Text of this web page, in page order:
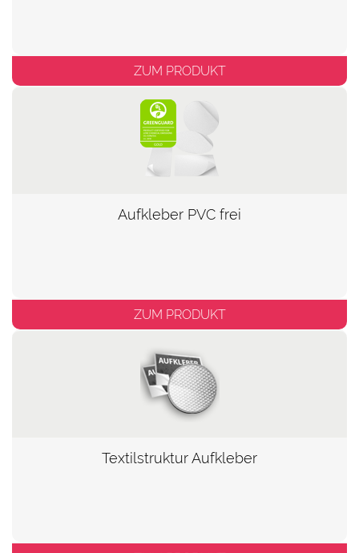
ZUM PRODUKT
Aufkleber PVC frei
ZUM PRODUKT
Textilstruktur Aufkleber